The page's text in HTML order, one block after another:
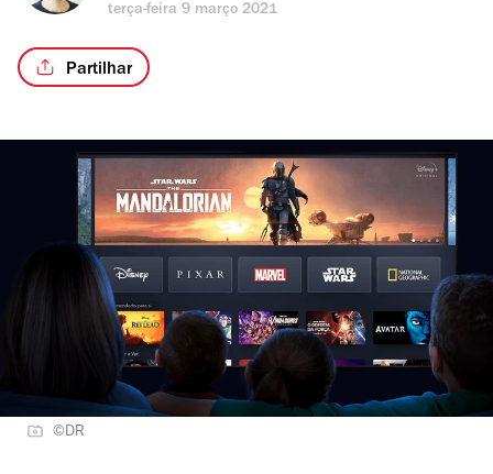
terça-feira 9 março 2021
Partilhar
©DR